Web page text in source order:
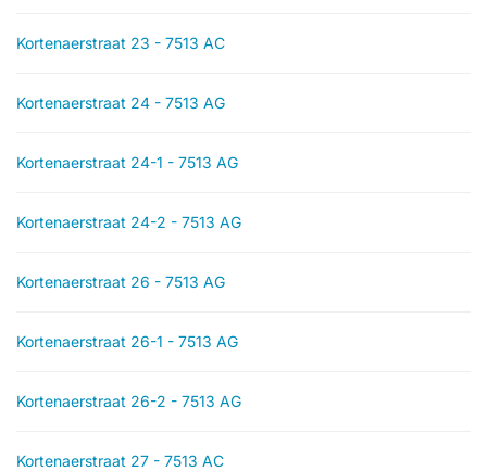
Kortenaerstraat 23 - 7513 AC
Kortenaerstraat 24 - 7513 AG
Kortenaerstraat 24-1 - 7513 AG
Kortenaerstraat 24-2 - 7513 AG
Kortenaerstraat 26 - 7513 AG
Kortenaerstraat 26-1 - 7513 AG
Kortenaerstraat 26-2 - 7513 AG
Kortenaerstraat 27 - 7513 AC